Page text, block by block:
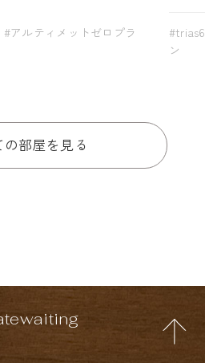
#アルティメットゼロプラ
ン
の部屋を見る
waiting